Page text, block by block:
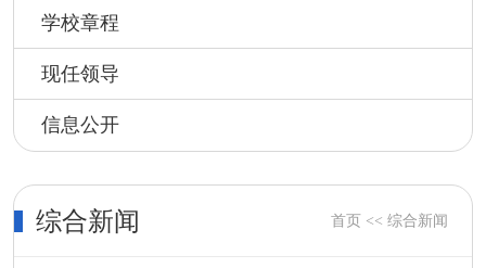
学校章程
现任领导
信息公开
综合新闻 首页 << 综合新闻